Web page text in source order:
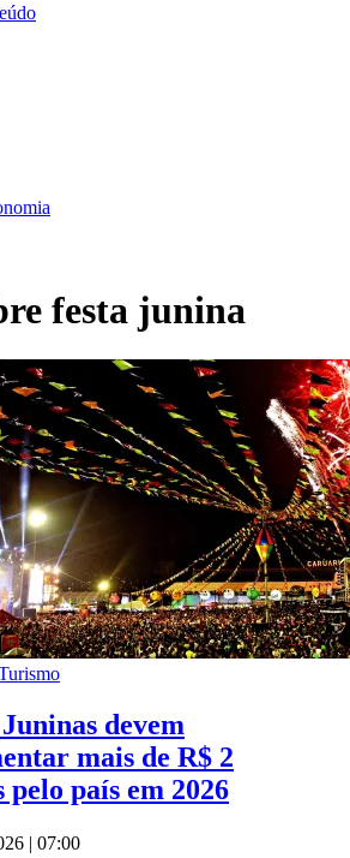
festa junina
devem
mais de R$ 2
pelo país em 2026
| 07:00